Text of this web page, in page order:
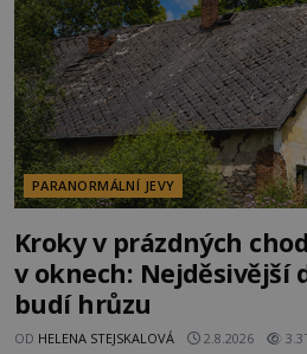
PARANORMÁLNÍ JEVY
Kroky v prázdných
v oknech: Nejděsivější
budí hrůzu
OD HELENA STEJSKALOVÁ 2.8.2026